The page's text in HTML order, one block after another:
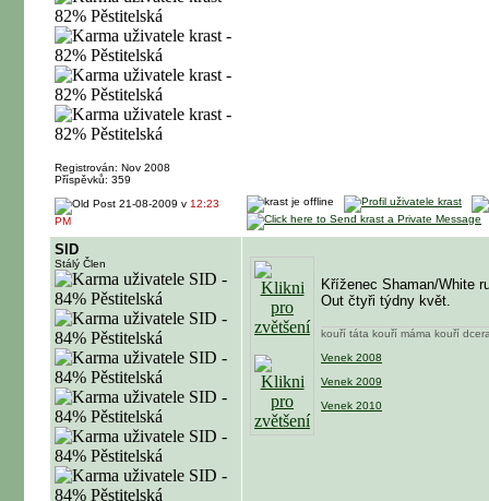
Registrován: Nov 2008
Příspěvků: 359
21-08-2009 v 12:23
PM
SID
Stálý Člen
Kříženec Shaman/White
Out čtyři týdny květ.
kouří táta kouří máma kouří
Venek 2008
Venek 2009
Venek 2010